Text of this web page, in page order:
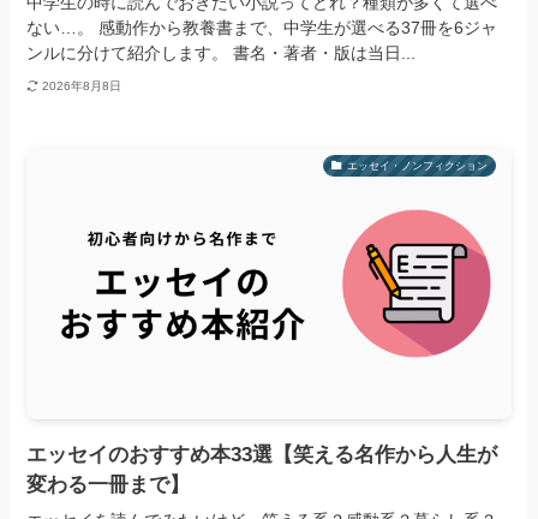
ない…。 感動作から教養書まで、中学生が選べる37冊を6ジャ
ンルに分けて紹介します。 書名・著者・版は当日...
2026年8月8日
エッセイ・ノンフィクション
エッセイのおすすめ本33選【笑える名作から人生が
変わる一冊まで】